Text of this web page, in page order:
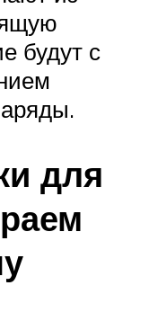
будут с
для